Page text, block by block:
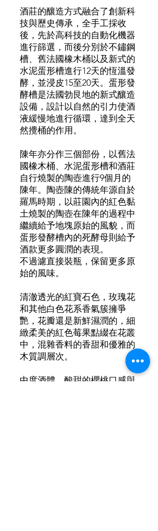
酒莊的釀造方式融合了創新科
技與歷史傳承，全手工採收
後，先於高科技的自動化機器
進行篩選，而後分別於不鏽鋼
槽、舊法國橡木桶以及新式的
水泥蛋形槽進行12天的恆溫發
酵，並浸皮15至20天。蛋形發
酵槽是法國勃艮地的新式釀造
設備，設計以自然的引力使酒
液緩慢地進行循環，達到全天
然攪桶的作用。
陳年亦分作三個部份，以舊法
國橡木桶、水泥蛋形槽和酒莊
自行燒製的陶壺進行9個月的
陳年。陶壺陳的傳統年源自於
羅馬時期，以莊園內的紅色黏
土燒製的陶壺在陳年的過程中
繼續給予地塊原始的風貌，而
蛋形發酵槽內的死酵母則給予
酒款更多圓潤的表現。
不過濾直接裝瓶，保留更多原
始的風味。
清澈透光的紅寶石色，玫瑰花
和其他白色花系香氣簇擁爭
艷，花瓣還是新鮮濕潤的，細
緻柔美的紅色莓果點綴在花叢
中，混雜香料的香甜和優雅的
木質調層次。
中度酒體，酸甜的櫻桃口感與